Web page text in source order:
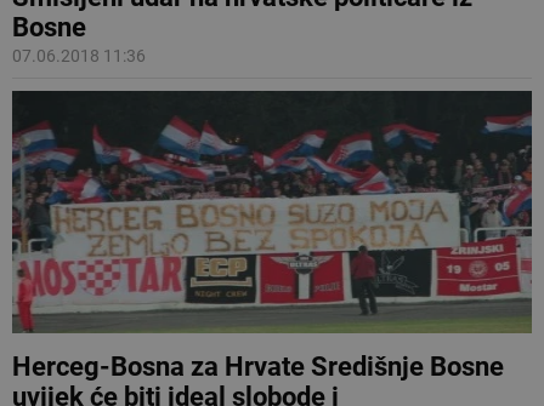
Bosne
07.06.2018 11:36
Herceg-Bosna za Hrvate Središnje Bosne
uvijek će biti ideal slobode i